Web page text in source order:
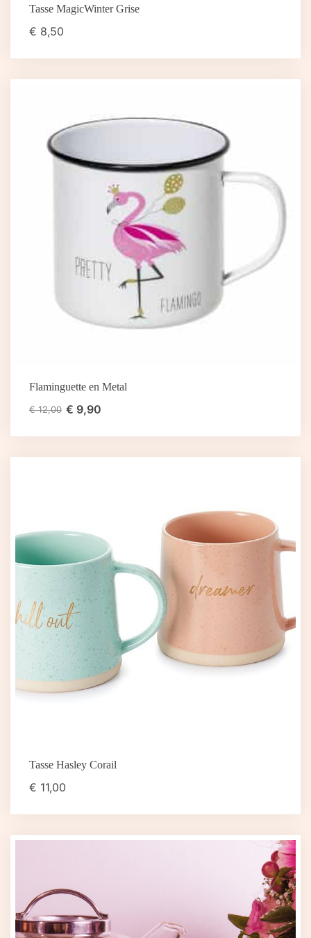
Tasse MagicWinter Grise
€ 8,50
Flaminguette en Metal
€12,00 € 9,90
Tasse Hasley Corail
€ 11,00